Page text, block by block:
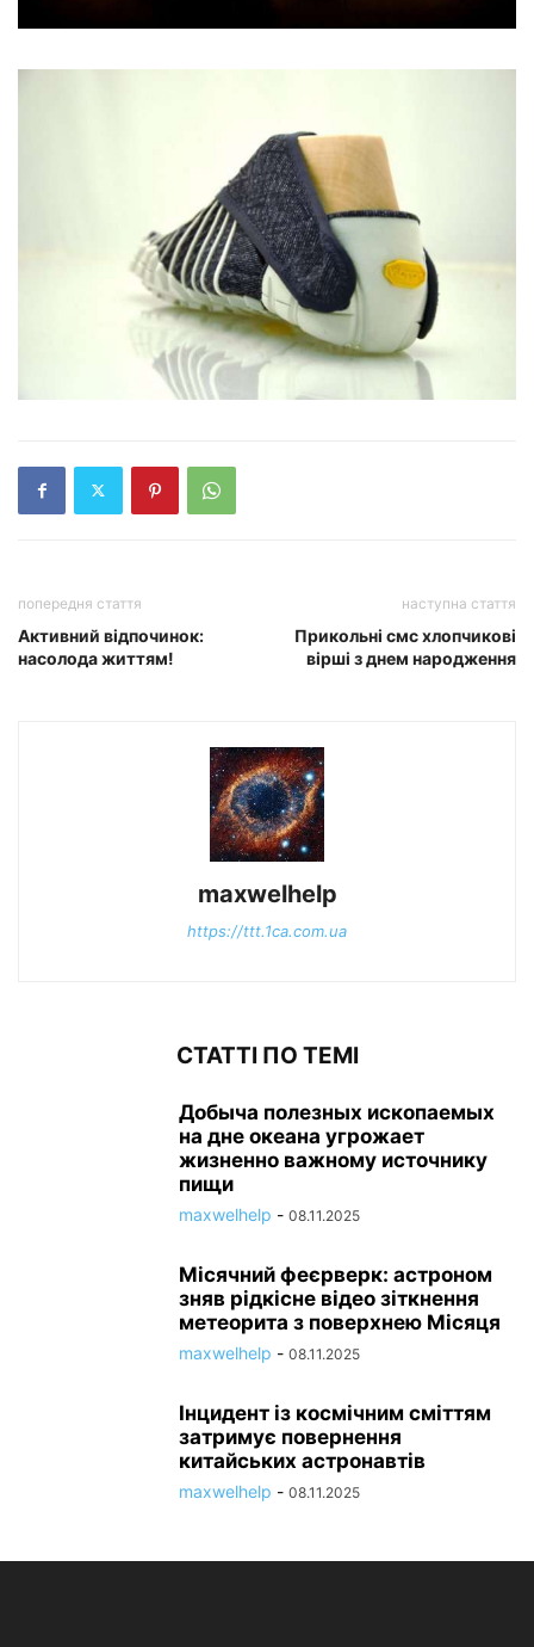
попередня стаття
Активний відпочинок:
насолода життям!
наступна стаття
Прикольні смс хлопчикові
вірші з днем народження
maxwelhelp
https://ttt.1ca.com.ua
СТАТТІ ПО ТЕМІ
Добыча полезных ископаемых
на дне океана угрожает
жизненно важному источнику
пищи
maxwelhelp - 08.11.2025
Місячний феєрверк: астроном
зняв рідкісне відео зіткнення
метеорита з поверхнею Місяця
maxwelhelp - 08.11.2025
Інцидент із космічним сміттям
затримує повернення
китайських астронавтів
maxwelhelp - 08.11.2025